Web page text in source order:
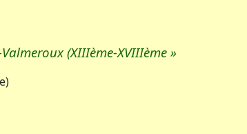
(XIIIème-XVIIIème »